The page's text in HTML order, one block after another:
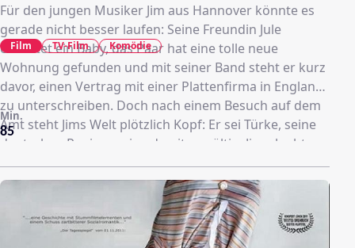
Für den jungen Musiker Jim aus Hannover könnte es
gerade nicht besser laufen: Seine Freundin Jule
erwartet ein Baby, das Paar hat eine tolle neue
Wohnung gefunden und mit seiner Band steht er kurz
davor, einen Vertrag mit einer Plattenfirma in England
zu unterschreiben. Doch nach einem Besuch auf dem
Amt steht Jims Welt plötzlich Kopf: Er sei Türke, seine
deutschen Papiere seien damit ungültig. Jim glaubt an
ein Versehen und begibt sich auf eine immer absurder
werdende Odyssee durch diverse Dienstzimmer. Als
gar nichts mehr geht, beschließt er, sich beim
türkischen Konsulat türkische Papiere zu besorgen,
um dann wieder Deutscher zu werden. Dafür muss er
85
Min.
Film TV-Film Komödie